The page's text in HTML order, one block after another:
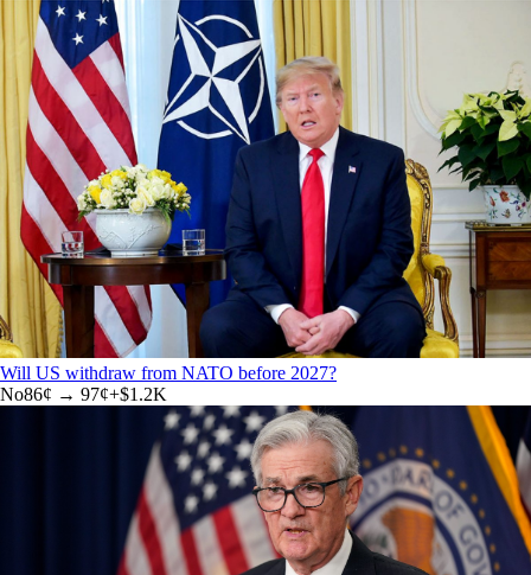
Will US withdraw from NATO before 2027?
No86¢ → 97¢+$1.2K